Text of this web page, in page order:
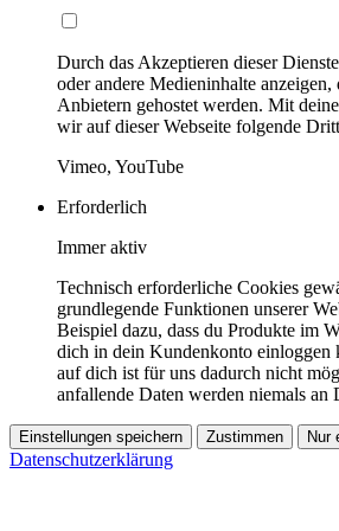
Durch das Akzeptieren dieser
oder andere Medieninhalte anzeigen,
Anbietern gehostet werden. Mit
wir auf dieser Webseite folgende
Vimeo, YouTube
Erforderlich
Immer aktiv
Technisch erforderliche Cookies
grundlegende Funktionen unserer
Beispiel dazu, dass du Produkte im
dich in dein Kundenkonto einloggen
auf dich ist für uns dadurch nicht
anfallende Daten werden niemals an
Einstellungen speichern Zustimmen Nur
Datenschutzerklärung